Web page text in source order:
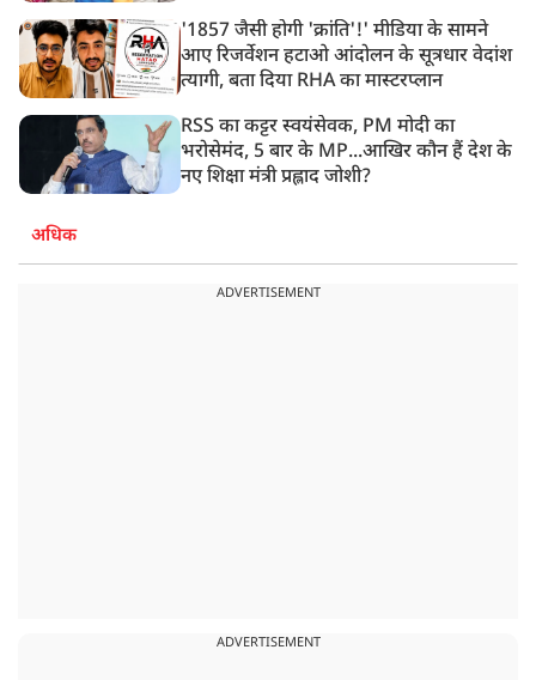
'1857 जैसी होगी 'क्रांति'!' मीडिया के सामने
आए रिजर्वेशन हटाओ आंदोलन के सूत्रधार वेदांश
त्यागी, बता दिया RHA का मास्टरप्लान
RSS का कट्टर स्वयंसेवक, PM मोदी का
भरोसेमंद, 5 बार के MP...आखिर कौन हैं देश के
नए शिक्षा मंत्री प्रह्लाद जोशी?
अधिक
ADVERTISEMENT
ADVERTISEMENT